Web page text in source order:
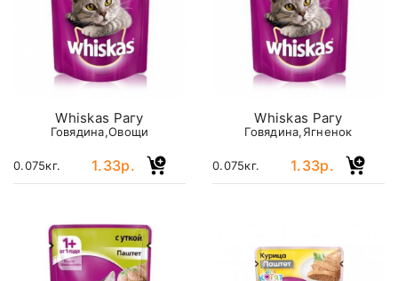
Whiskas Рагу
Говядина,Овощи
0.075кг. 1.33р.
Whiskas Рагу
Говядина,Ягненок
0.075кг. 1.33р.